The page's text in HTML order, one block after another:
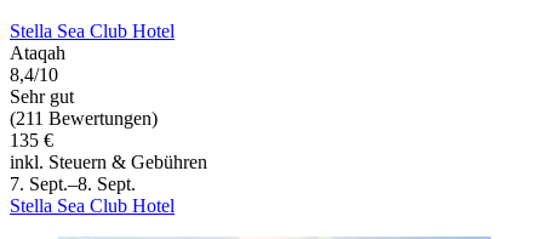
Stella Sea Club Hotel
Ataqah
8,4/10
Sehr gut
(211 Bewertungen)
135 €
inkl. Steuern & Gebühren
7. Sept.–8. Sept.
Stella Sea Club Hotel